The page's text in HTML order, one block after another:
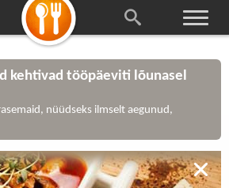
kehtivad tööpäeviti lõunasel
nüüdseks ilmselt aegunud,